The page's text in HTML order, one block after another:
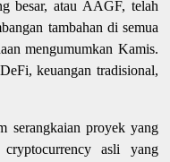
besar, atau AAGF, telah
tambahan di semua
mengumumkan Kamis.
keuangan tradisional,
serangkaian proyek yang
asli yang